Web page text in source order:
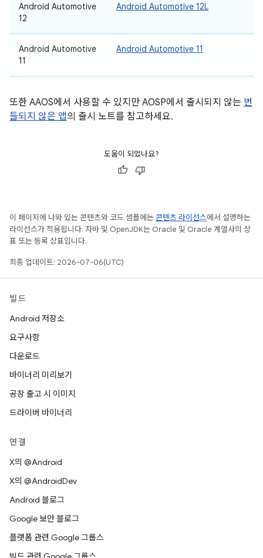
Android Automotive
12
Android Automotive 12L
Android Automotive
11
Android Automotive 11
또한 AAOS에서 사용할 수 있지만 AOSP에서 출시되지 않는 번
들되지 않은 앱의 출시 노트를 참고하세요.
도움이 되었나요?
이 페이지에 나와 있는 콘텐츠와 코드 샘플에는 콘텐츠 라이선스에서 설명하는
라이선스가 적용됩니다. 자바 및 OpenJDK는 Oracle 및 Oracle 계열사의 상
표 또는 등록 상표입니다.
최종 업데이트: 2026-07-06(UTC)
빌드
Android 저장소
요구사항
다운로드
바이너리 미리보기
공장 출고 시 이미지
드라이버 바이너리
연결
X의 @Android
X의 @AndroidDev
Android 블로그
Google 보안 블로그
플랫폼 관련 Google 그룹스